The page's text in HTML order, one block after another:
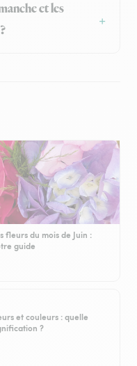
et les
fleurs du mois de Juin :
guide
et couleurs : quelle
?